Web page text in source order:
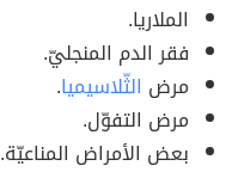
الملاريا.
فقر الدم المنجليّ.
مرض الثّلاسيميا.
مرض التفوّل.
بعض الأمراض المناعيّة.